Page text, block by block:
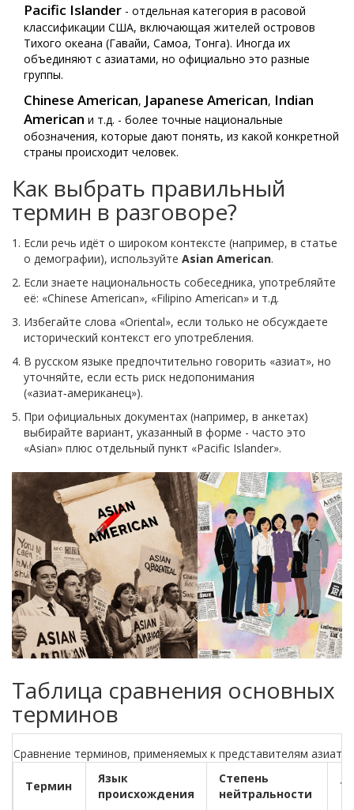
Pacific Islander - отдельная категория в расовой
классификации США, включающая жителей островов
Тихого океана (Гавайи, Самоа, Тонга). Иногда их
объединяют с азиатами, но официально это разные
группы.
Chinese American, Japanese American, Indian
American и т.д. - более точные национальные
обозначения, которые дают понять, из какой конкретной
страны происходит человек.
Как выбрать правильный
термин в разговоре?
Если речь идёт о широком контексте (например, в статье
о демографии), используйте Asian American.
Если знаете национальность собеседника, употребляйте
её: «Chinese American», «Filipino American» и т.д.
Избегайте слова «Oriental», если только не обсуждаете
исторический контекст его употребления.
В русском языке предпочтительно говорить «азиат», но
уточняйте, если есть риск недопонимания
(«азиат‑американец»).
При официальных документах (например, в анкетах)
выбирайте вариант, указанный в форме - часто это
«Asian» плюс отдельный пункт «Pacific Islander».
Таблица сравнения основных
терминов
Сравнение терминов, применяемых к представителям
Термин
Язык
происхождения
Степень
нейтральности